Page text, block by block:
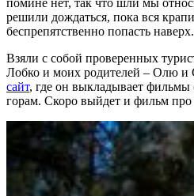
решили дождаться, пока вся
беспрепятственно попасть наверх.
Взяли с собой проверенных
Лобко и моих родителей – Олю и
сайт, где он выкладывает
горам. Скоро выйдет и фильм